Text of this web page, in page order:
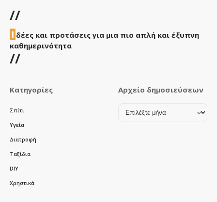
//
Ι δέες και προτάσεις για μια πιο απλή και έξυπνη
καθημερινότητα
//
Κατηγορίες
Σπίτι
Υγεία
Διατροφή
Ταξίδια
DIY
Χρηστικά
Αρχείο δημοσιεύσεων
Αρχείο